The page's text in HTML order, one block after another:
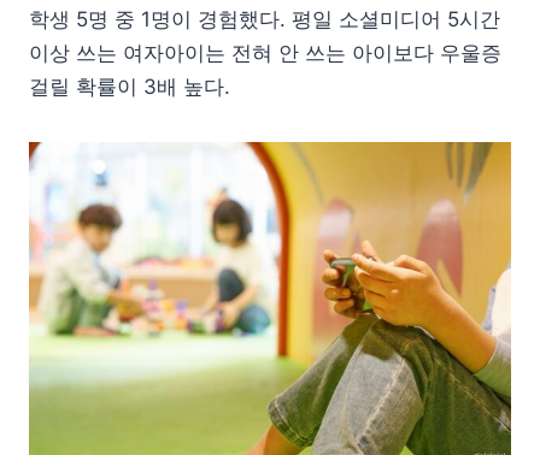
학생 5명 중 1명이 경험했다. 평일 소셜미디어 5시간
이상 쓰는 여자아이는 전혀 안 쓰는 아이보다 우울증
걸릴 확률이 3배 높다.